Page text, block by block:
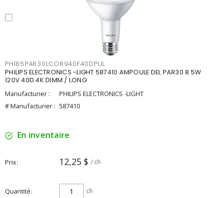
PHI85PAR30LCOR940F40DPUL
PHILIPS ELECTRONICS -LIGHT 587410 AMPOULE DEL PAR30 8.5W
120V 40D 4K DIMM / LONG
Manufacturier :
PHILIPS ELECTRONICS -LIGHT
# Manufacturier : 587410
En inventaire
Prix 12,25 $ / ch
Quantité ch